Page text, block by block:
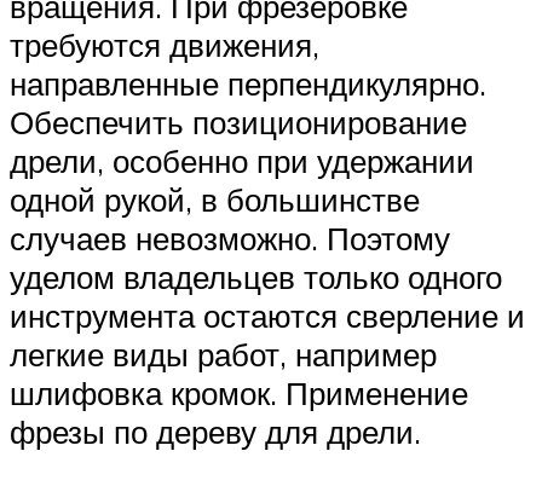
требуются движения,
направленные перпендикулярно.
Обеспечить позиционирование
дрели, особенно при удержании
одной рукой, в большинстве
случаев невозможно. Поэтому
уделом владельцев только одного
инструмента остаются сверление и
легкие виды работ, например
шлифовка кромок. Применение
фрезы по дереву для дрели.